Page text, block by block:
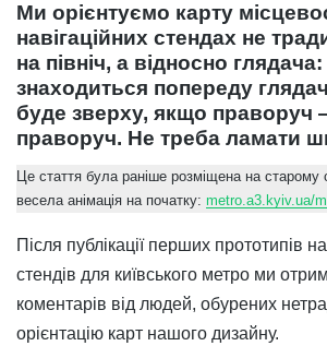
Ми орієнтуємо карту
навігаційних стендах не
на північ, а відносно
знаходиться попереду
буде зверху, якщо праворуч
праворуч. Не треба ламати
Це стаття була раніше розміщена на старому
весела анімація на початку: metro.a3.kyiv.ua/
Після публікації перших прототипів
стендів для київського метро ми
коментарів від людей, обурених
орієнтацію карт нашого дизайну.